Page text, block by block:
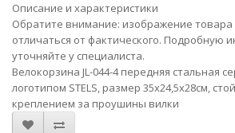
Описание и характеристики
Обратите внимание: изображение
отличаться от фактического. Подробную
уточняйте у специалиста.
Велокорзина JL-044-4 передняя стальная
логотипом STELS, размер 35х24,5х28см,
креплением за проушины вилки